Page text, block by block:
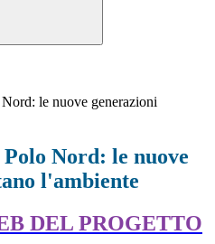
le nuove generazioni
Nord: le nuove
l'ambiente
DEL PROGETTO